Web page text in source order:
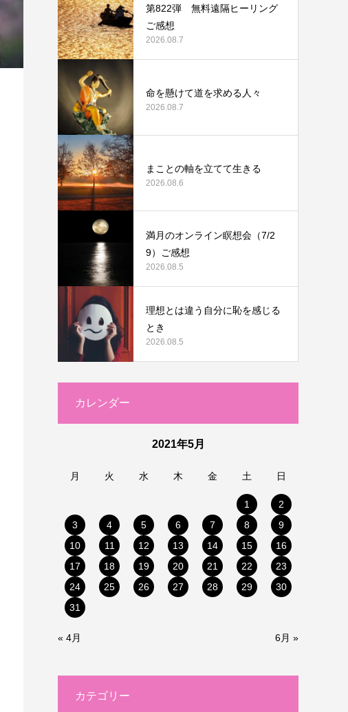
第822弾 無料遠隔ヒーリング
ご感想
2026.08.7
命を懸けて道を求める人々
2026.08.7
まことの軸を立てて生きる
2026.08.6
満月のオンライン瞑想会（7/2
9）ご感想
2026.08.5
理想とは違う自分に恥を感じる
とき
2026.08.5
カレンダー
2021年5月
月 火 水 木 金 土 日
1
2
3
4 5 6 7 8
9
10
11 12 13 14 15
16
17
18 19 20 21 22
23
24
25 26 27 28 29
30
31
« 4月 6月 »
カテゴリー